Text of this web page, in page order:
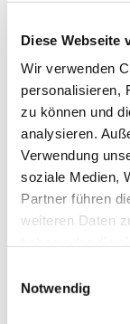
Diese Webseite
Wir verwenden
personalisieren,
zu können und
analysieren.
Verwendung
soziale Medien,
Partner führen
weiteren Daten
Notwendig
der
Der Mattioli
sich diesen